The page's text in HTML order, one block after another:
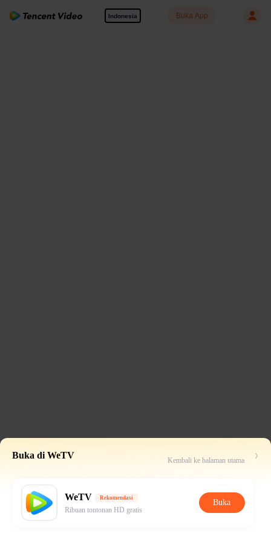
Indonesia Buka App
Buka di WeTV Kembali ke halaman utama
WeTV Rekomendasi
Ribuan tontonan HD gratis
Buka